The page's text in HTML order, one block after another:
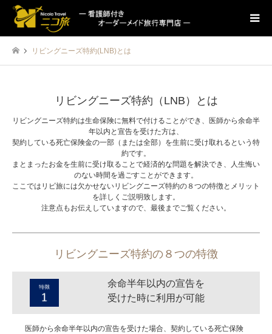
リビングニーズ特約(LNB)とは
リビングニーズ特約（LNB）とは
リビングニーズ特約は生命保険に無料で付けることができ、医師から余命半
年以内と宣告を受けた方は、
契約している死亡保険金の一部（または全部）を生前に受け取れるという特
約です。
まとまったお金を生前に受け取ることで経済的な問題を解決でき、人生悔い
のない時間を過ごすことができます。
ここではリビ旅には欠かせないリビングニーズ特約の８つの特徴とメリット
を詳しくご説明致します。
注意点もお伝えしていますので、最後までご覧ください。
リビングニーズ特約の８つの特徴
余命半年以内の宣告を
受けた時に利用が可能
医師から余命半年以内の宣告を受けた場合、契約している死亡保険